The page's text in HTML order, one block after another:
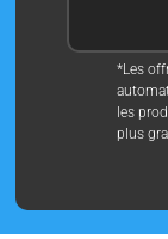
*Les
les
plus